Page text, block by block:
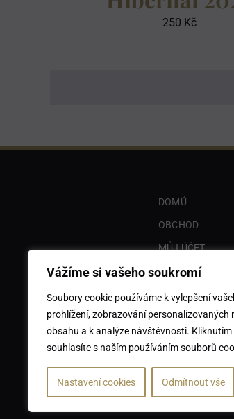
Vážíme si vašeho soukromí
Soubory cookie používáme k vylepšení
prohlížení, zobrazování personalizovaných
obsahu a k analýze návštěvnosti. Kliknutím
souhlasíte s naším používáním souborů
Nastavení cookies Odmítnout vše
250 Kč
DOMŮ
OBCHOD
MŮJ ÚČET
KOŠÍK
UŽITKOVÉ
PROJEKT TVINK
Se sídlem